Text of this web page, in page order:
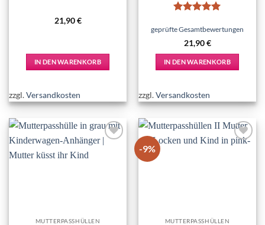
21,90€
IN DEN WARENKORB
zzgl.Versandkosten
mit5von
geprüfte Gesamtbewertungen
21,90€
IN DEN WARENKORB
zzgl.Versandkosten
Add to
MUTTERPASSHÜLLEN
-9%
Add to
MUTTERPASSHÜLLEN